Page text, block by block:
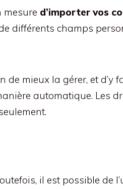
mesure d’importer vos
différents champs
mieux la gérer, et d’y
automatique. Les
il est possible de